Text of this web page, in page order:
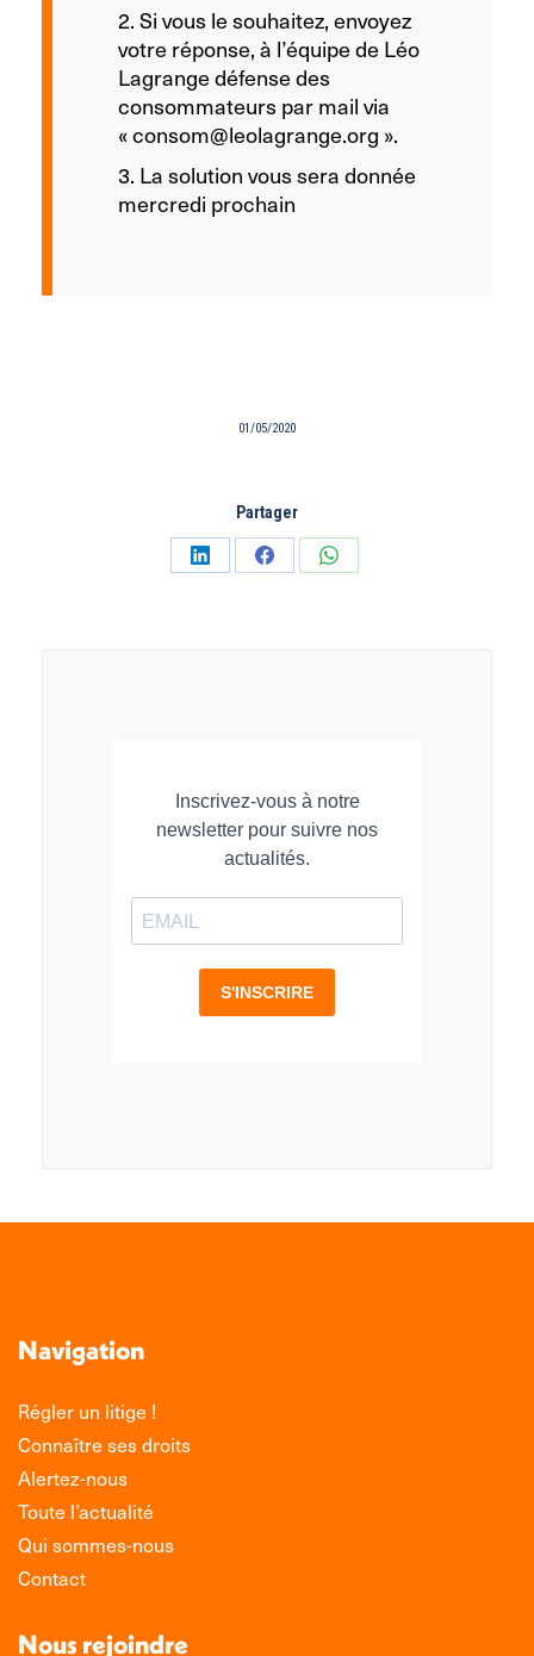
2. Si vous le souhaitez, envoyez
votre réponse, à l’équipe de Léo
Lagrange défense des
consommateurs par mail via
« consom@leolagrange.org ».
3. La solution vous sera donnée
mercredi prochain
01/05/2020
Partager
PartagerPartagerPartager
Navigation
Régler un litige !
Connaître ses droits
Alertez-nous
Toute l’actualité
Qui sommes-nous
Contact
Nous rejoindre